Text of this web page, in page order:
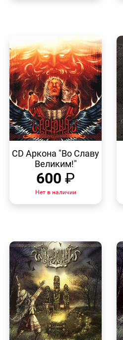
ПРОСМОТР
CD Аркона "Во Славу
Великим!"
600 ₽
Нет в наличии